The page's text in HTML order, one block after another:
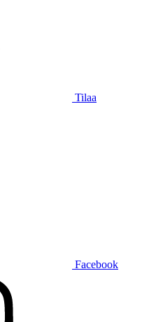
Tilaa
Facebook